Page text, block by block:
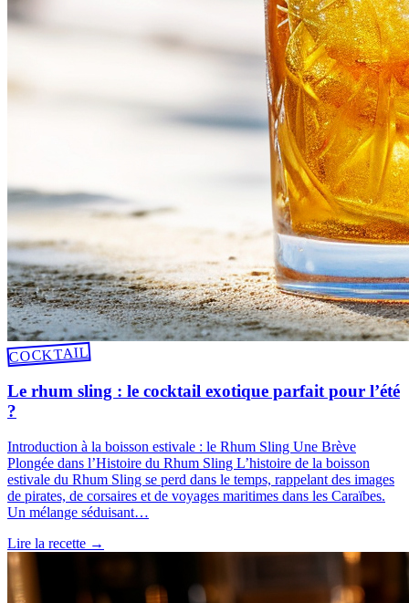
COCKTAIL
Le rhum sling : le cocktail exotique parfait pour l’été
?
Introduction à la boisson estivale : le Rhum Sling Une Brève
Plongée dans l’Histoire du Rhum Sling L’histoire de la boisson
estivale du Rhum Sling se perd dans le temps, rappelant des images
de pirates, de corsaires et de voyages maritimes dans les Caraïbes.
Un mélange séduisant…
Lire la recette →